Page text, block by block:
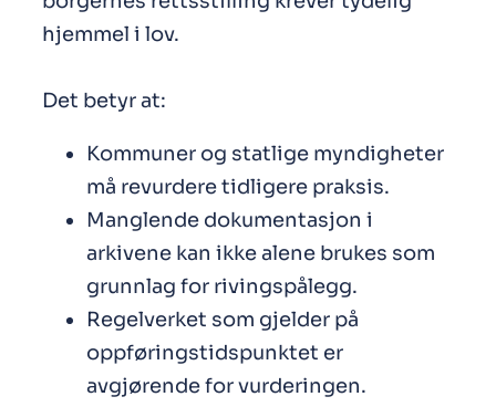
hjemmel i lov.
Det betyr at:
Kommuner og statlige myndigheter
må revurdere tidligere praksis.
Manglende dokumentasjon i
arkivene kan ikke alene brukes som
grunnlag for rivingspålegg.
Regelverket som gjelder på
oppføringstidspunktet er
avgjørende for vurderingen.